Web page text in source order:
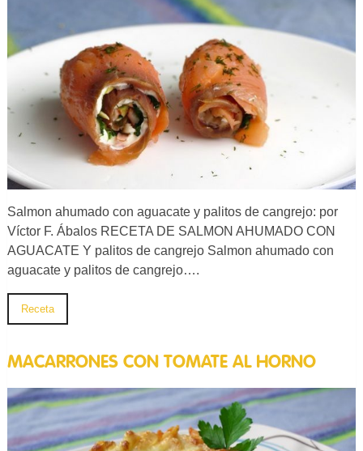
Salmon ahumado con aguacate y palitos de cangrejo: por
Víctor F. Ábalos RECETA DE SALMON AHUMADO CON
AGUACATE Y palitos de cangrejo Salmon ahumado con
aguacate y palitos de cangrejo….
Receta
MACARRONES CON TOMATE AL HORNO